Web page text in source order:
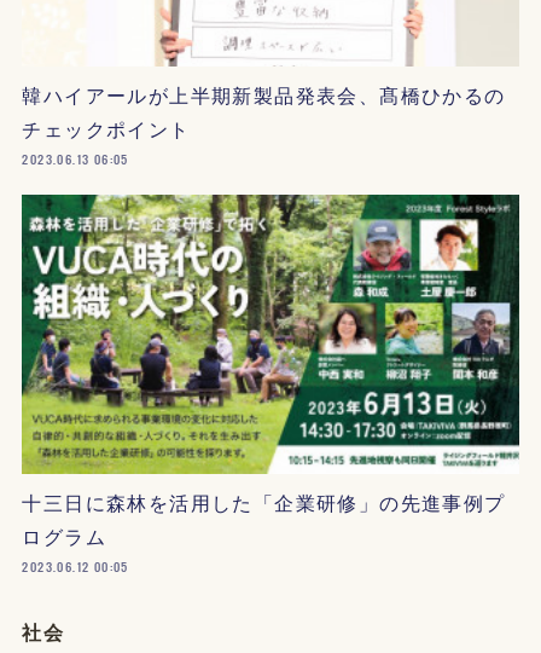
韓ハイアールが上半期新製品発表会、髙橋ひかるの
チェックポイント
2023.06.13 06:05
十三日に森林を活用した「企業研修」の先進事例プ
ログラム
2023.06.12 00:05
社会